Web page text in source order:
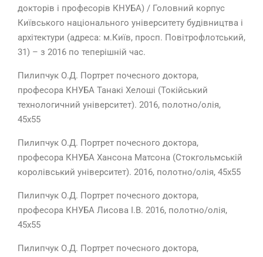
докторів і професорів КНУБА) / Головний корпус
Київського національного університету будівництва і
архітектури (адреса: м.Київ, просп. Повітрофлотський,
31) – з 2016 по теперішній час.
Пилипчук О.Д. Портрет почесного доктора,
професора КНУБА Танакі Хелоші (Токійський
технологичний університет). 2016, полотно/олія,
45х55
Пилипчук О.Д. Портрет почесного доктора,
професора КНУБА Хансона Матсона (Стокгольмській
королівський університет). 2016, полотно/олія, 45х55
Пилипчук О.Д. Портрет почесного доктора,
професора КНУБА Лисова І.В. 2016, полотно/олія,
45х55
Пилипчук О.Д. Портрет почесного доктора,